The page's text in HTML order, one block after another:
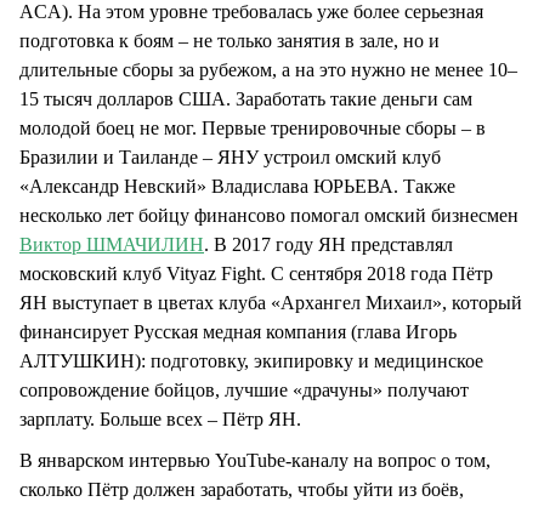
ACA). На этом уровне требовалась уже более серьезная
подготовка к боям – не только занятия в зале, но и
длительные сборы за рубежом, а на это нужно не менее 10–
15 тысяч долларов США. Заработать такие деньги сам
молодой боец не мог. Первые тренировочные сборы – в
Бразилии и Таиланде – ЯНУ устроил омский клуб
«Александр Невский» Владислава ЮРЬЕВА. Также
несколько лет бойцу финансово помогал омский бизнесмен
Виктор ШМАЧИЛИН. В 2017 году ЯН представлял
московский клуб Vityaz Fight. С сентября 2018 года Пётр
ЯН выступает в цветах клуба «Архангел Михаил», который
финансирует Русская медная компания (глава Игорь
АЛТУШКИН): подготовку, экипировку и медицинское
сопровождение бойцов, лучшие «драчуны» получают
зарплату. Больше всех – Пётр ЯН.
В январском интервью YouTube-каналу на вопрос о том,
сколько Пётр должен заработать, чтобы уйти из боёв,